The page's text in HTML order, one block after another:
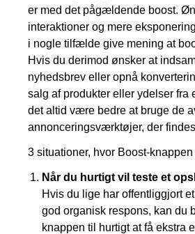
er med det pågældende boost.
interaktioner og mere
i nogle tilfælde give mening at
Hvis du derimod ønsker at
nyhedsbrev eller opnå
salg af produkter eller ydelser fra
det altid være bedre at bruge de
annonceringsværktøjer, der
3 situationer, hvor Boost-
Når du hurtigt vil teste et
Hvis du lige har offentliggjort
god organisk respons, kan du
knappen til hurtigt at få ekstra